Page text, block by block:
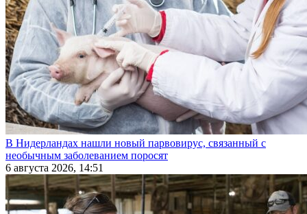
В Нидерландах нашли новый парвовирус, связанный с
необычным заболеванием поросят
6 августа 2026, 14:51